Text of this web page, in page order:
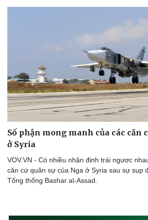
Bóng đá
Lịch thi đấu bóng đá
Thế giới thể thao
eSports
Ô tô - Xe
Ô tô
Xe máy
Tư vấn
Số phận mong manh của các căn
ở Syria
VOV.VN - Có nhiều nhận định trái ngược
căn cứ quân sự của Nga ở Syria sau sự sụp
Tổng thống Bashar al-Assad.